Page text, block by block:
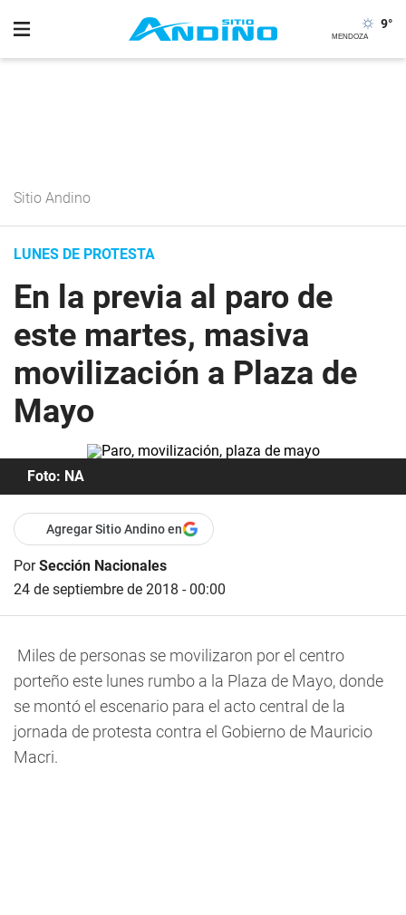
9°
Sitio Andino
LUNES DE PROTESTA
En la previa al paro de
este martes, masiva
movilización a Plaza de
Mayo
Foto: NA
Agregar Sitio Andino en
PorSección Nacionales
24 de septiembre de 2018 - 00:00
Miles de personas se movilizaron por el centro
porteño este lunes rumbo a la Plaza de Mayo, donde
se montó el escenario para el acto central de la
jornada de protesta contra el Gobierno de Mauricio
Macri.